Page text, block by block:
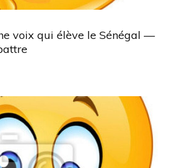
voix qui élève le Sénégal —